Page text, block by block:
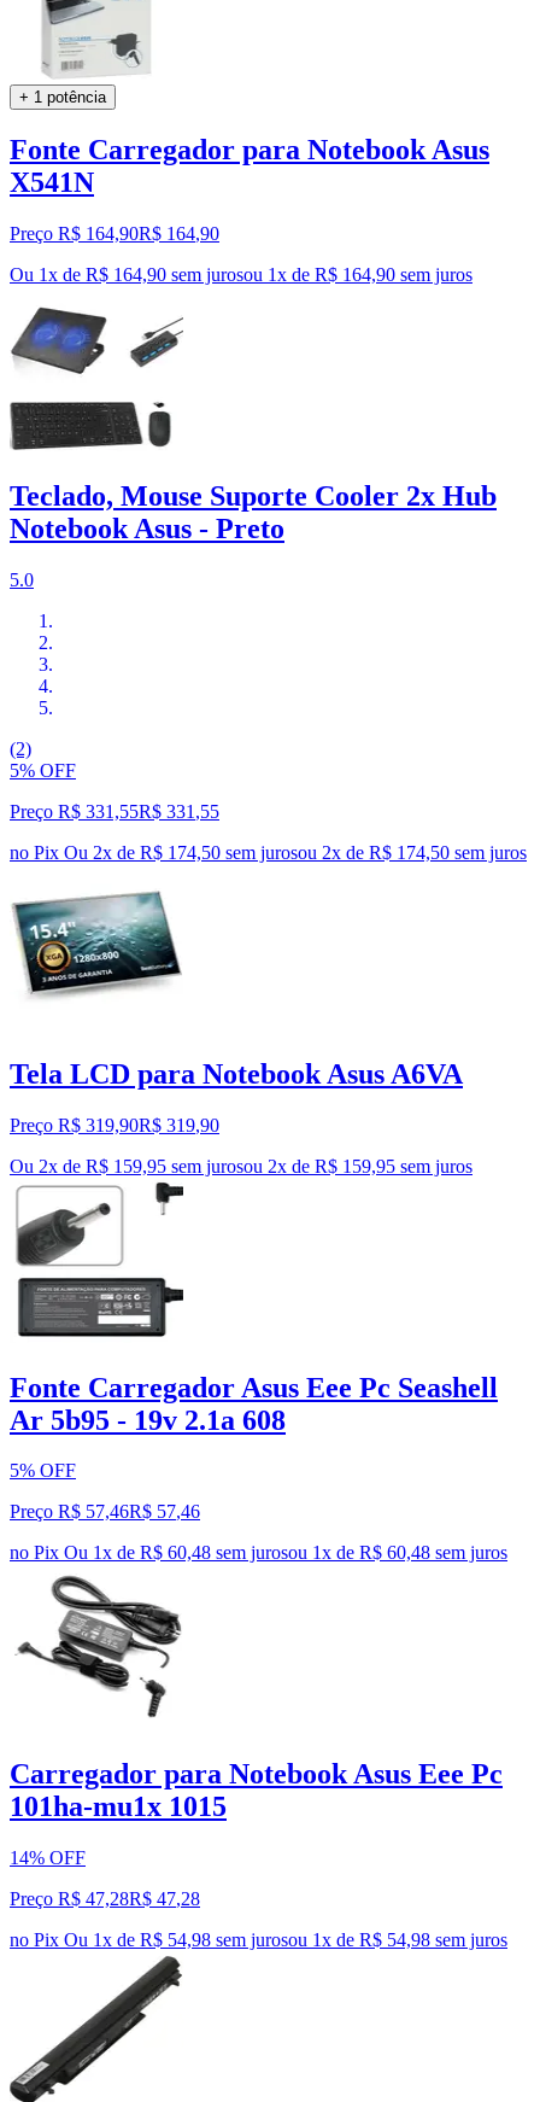
+ 1 potência
Fonte Carregador para Notebook Asus
X541N
Preço R$ 164,90R$ 164,90
Ou 1x de R$ 164,90 sem jurosou 1x de R$ 164,90 sem juros
Teclado, Mouse Suporte Cooler 2x Hub
Notebook Asus - Preto
5.0
(2)
5% OFF
Preço R$ 331,55R$ 331 ,55
no Pix Ou 2x de R$ 174,50 sem jurosou 2x de R$ 174,50 sem juros
Tela LCD para Notebook Asus A6VA
Preço R$ 319,90R$ 319,90
Ou 2x de R$ 159,95 sem jurosou 2x de R$ 159,95 sem juros
Fonte Carregador Asus Eee Pc Seashell
Ar 5b95 - 19v 2.1a 608
5% OFF
Preço R$ 57,46R$ 57,46
no Pix Ou 1x de R$ 60,48 sem jurosou 1x de R$ 60,48 sem juros
Carregador para Notebook Asus Eee Pc
101ha-mu1x 1015
14% OFF
Preço R$ 47,28R$ 47,28
no Pix Ou 1x de R$ 54,98 sem jurosou 1x de R$ 54,98 sem juros